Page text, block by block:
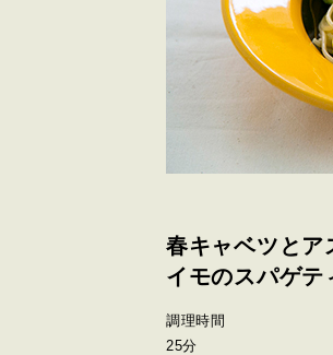
春キャベツとア
イモのスパゲテ
調理時間
25分